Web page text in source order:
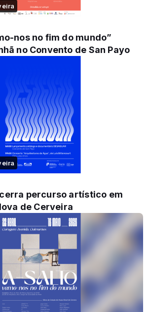
nos no fim do mundo”
no Convento de San Payo
percurso artístico em
de Cerveira